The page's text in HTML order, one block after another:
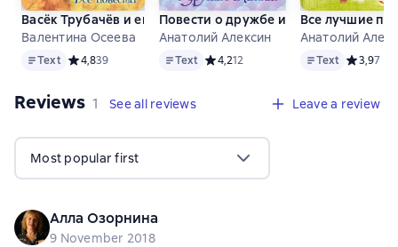
Васёк Трубачёв и его товарищи. Все повести
Валентина Осеева
TextText Средний рейтинг 4,8 на основе 39 оценок
4,839
Повести о дружбе и любви
Анатолий Алексин
TextText Средний рейтинг 4,2 на основе 12
4,212
Все лучшие
Анатолий
TextText Средний
3,97
Reviews 1 review
1 See all reviews Leave a review
Most popular first
Алла Озорнина
9 November 2018